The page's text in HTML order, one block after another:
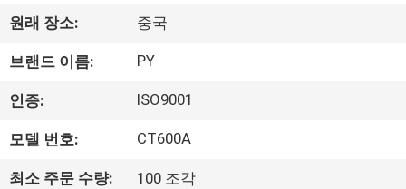
회
사
소
원래 장소: 중국
브랜드 이름: PY
인증: ISO9001
모델 번호: CT600A
최소 주문 수량: 100 조각